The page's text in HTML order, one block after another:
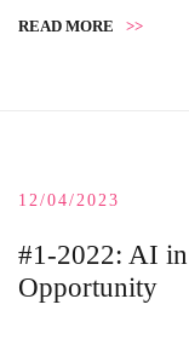
READ MORE >>
12/04/2023
#1-2022: AI
Opportunity